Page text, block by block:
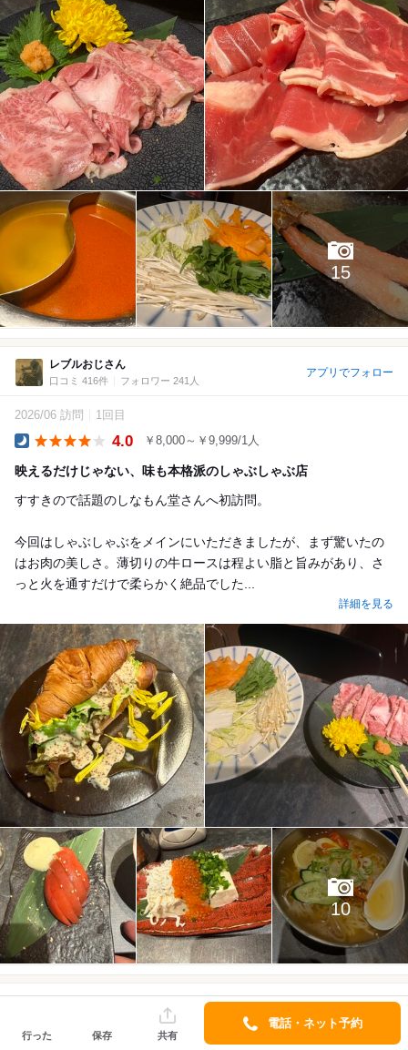
15
レブルおじさん
口コミ 416件 フォロワー 241人
アプリでフォロー
2026/06 訪問 1回目
4.0 ￥8,000～￥9,999/1人
映えるだけじゃない、味も本格派のしゃぶしゃぶ店
すすきので話題のしなもん堂さんへ初訪問。
今回はしゃぶしゃぶをメインにいただきましたが、まず驚いたの
はお肉の美しさ。薄切りの牛ロースは程よい脂と旨みがあり、さ
っと火を通すだけで柔らかく絶品でした...
詳細を見る
10
フォロワー 350人
行った 保存 共有
電話・ネット予約